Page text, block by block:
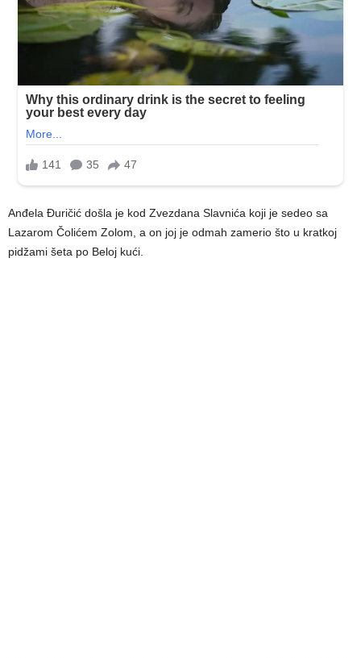
Anđela Đuričić došla je kod Zvezdana Slavnića koji je sedeo sa
Lazarom Čolićem Zolom, a on joj je odmah zamerio što u kratkoj
pidžami šeta po Beloj kući.